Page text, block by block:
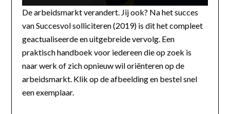
De arbeidsmarkt verandert. Jij ook? Na het succes
van Succesvol solliciteren (2019) is dit het compleet
geactualiseerde en uitgebreide vervolg. Een
praktisch handboek voor iedereen die op zoek is
naar werk of zich opnieuw wil oriënteren op de
arbeidsmarkt. Klik op de afbeelding en bestel snel
een exemplaar.